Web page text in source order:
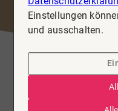
Einstellungen
und ausschalten.